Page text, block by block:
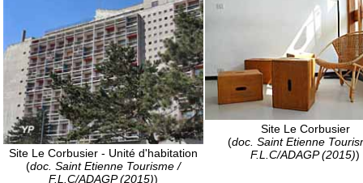
Site Le Corbusier - Unité d'habitation
(doc. Saint Etienne Tourisme /
F.L.C/ADAGP (2015))
Site Le Corbusier
(doc. Saint Etienne
F.L.C/ADAGP (2015))